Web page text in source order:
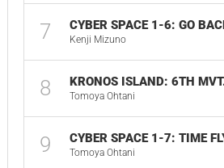
7 CYBER SPACE 1-6: GO
Kenji Mizuno
8 KRONOS ISLAND: 6TH
Tomoya Ohtani
9 CYBER SPACE 1-7: TIME
Tomoya Ohtani